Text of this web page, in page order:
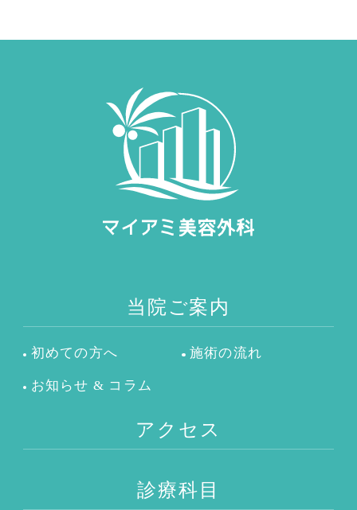
当院ご案内
初めての方へ 施術の流れ
お知らせ & コラム
アクセス
診療科目